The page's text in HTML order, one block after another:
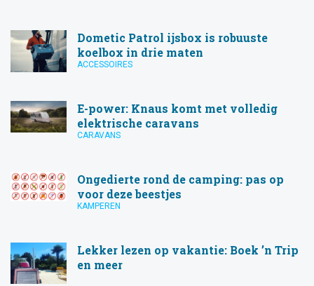
Dometic Patrol ijsbox is robuuste
koelbox in drie maten
ACCESSOIRES
E-power: Knaus komt met volledig
elektrische caravans
CARAVANS
Ongedierte rond de camping: pas op
voor deze beestjes
KAMPEREN
Lekker lezen op vakantie: Boek ’n Trip
en meer